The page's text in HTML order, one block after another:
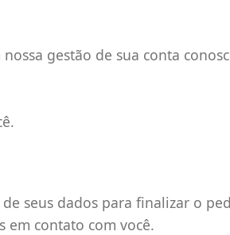
gestão de sua conta
seus dados para finalizar o
contato com você.